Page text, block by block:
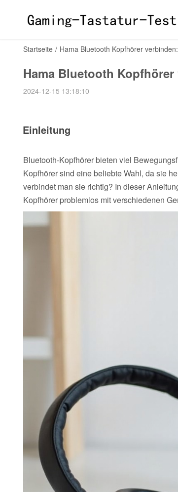
Startseite / Hama Bluetooth Kopfhörer
Hama Bluetooth
2024-12-15 13:18:10
Einleitung
Bluetooth-Kopfhörer bieten viel
Kopfhörer sind eine beliebte Wahl, da sie
verbindet man sie richtig? In dieser
Kopfhörer problemlos mit verschiedenen